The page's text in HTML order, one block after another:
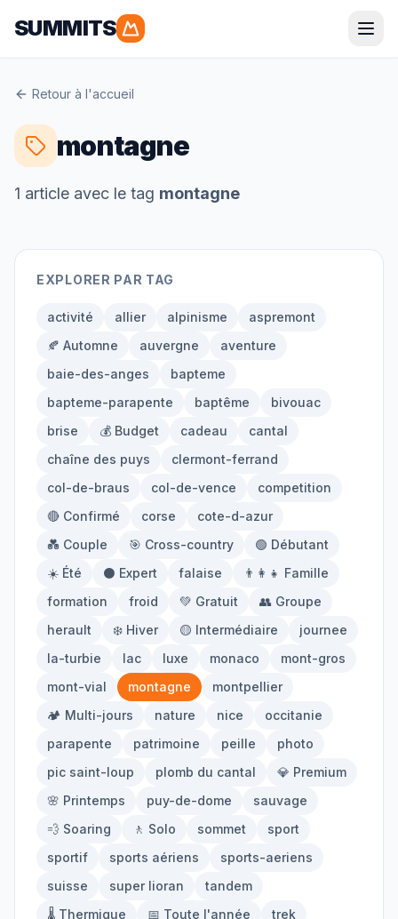
SUMMITS
Parapente
Alpes
Grandes Randonnées
Alpinisme
Mont-Blanc Via Ferrata
Initiation
Parapente Randonnée
Alpinisme
Outils
Carte des Spots Comparateur Prix
Quiz Parapente
À propos
Contact
Retour à l'accueil
montagne
1 article avec le tag montagne
EXPLORER PAR TAG
activité allier alpinisme
aspremont
🍂 Automne
auvergne
aventure
baie-des-anges
bapteme
bapteme-parapente
baptême
bivouac
brise
💰 Budget cadeau
cantal
chaîne des puys
clermont-ferrand
col-de-braus
col-de-vence
competition
🔴 Confirmé
corse
cote-d-azur
💑 Couple
🎯 Cross-country
🟢 Débutant
☀️ Été
⚫ Expert falaise
👨‍👩‍👧 Famille
formation
froid 💚 Gratuit
👥 Groupe
herault
❄️ Hiver 🟡 Intermédiaire
journee
la-turbie
lac luxe monaco
mont-gros
mont-vial
montagne
montpellier
🏕️ Multi-jours
nature nice
occitanie
parapente
patrimoine peille
photo
pic saint-loup
plomb du cantal
💎 Premium
🌸 Printemps
puy-de-dome
sauvage
💨 Soaring
🚶 Solo sommet
sport
sportif
sports aériens
sports-aeriens
suisse
super lioran
tandem
🌡️ Thermique
📅 Toute l'année
trek